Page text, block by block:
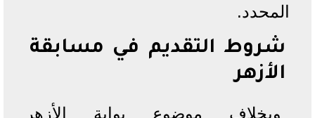
المحدد.
شروط التقديم في مسابقة
الأزهر
وبخلاف موضوع بوابة الأزهر